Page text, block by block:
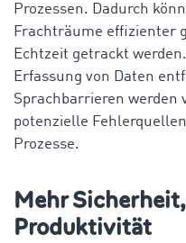
Prozessen. Dadurch
Frachträume effizienter
Echtzeit getrackt
Erfassung von Daten
Sprachbarrieren werden
potenzielle
Prozesse.
Mehr
Produktivität